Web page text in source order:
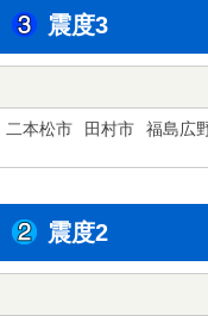
震度3
二本松市 田村市 福島広
震度2